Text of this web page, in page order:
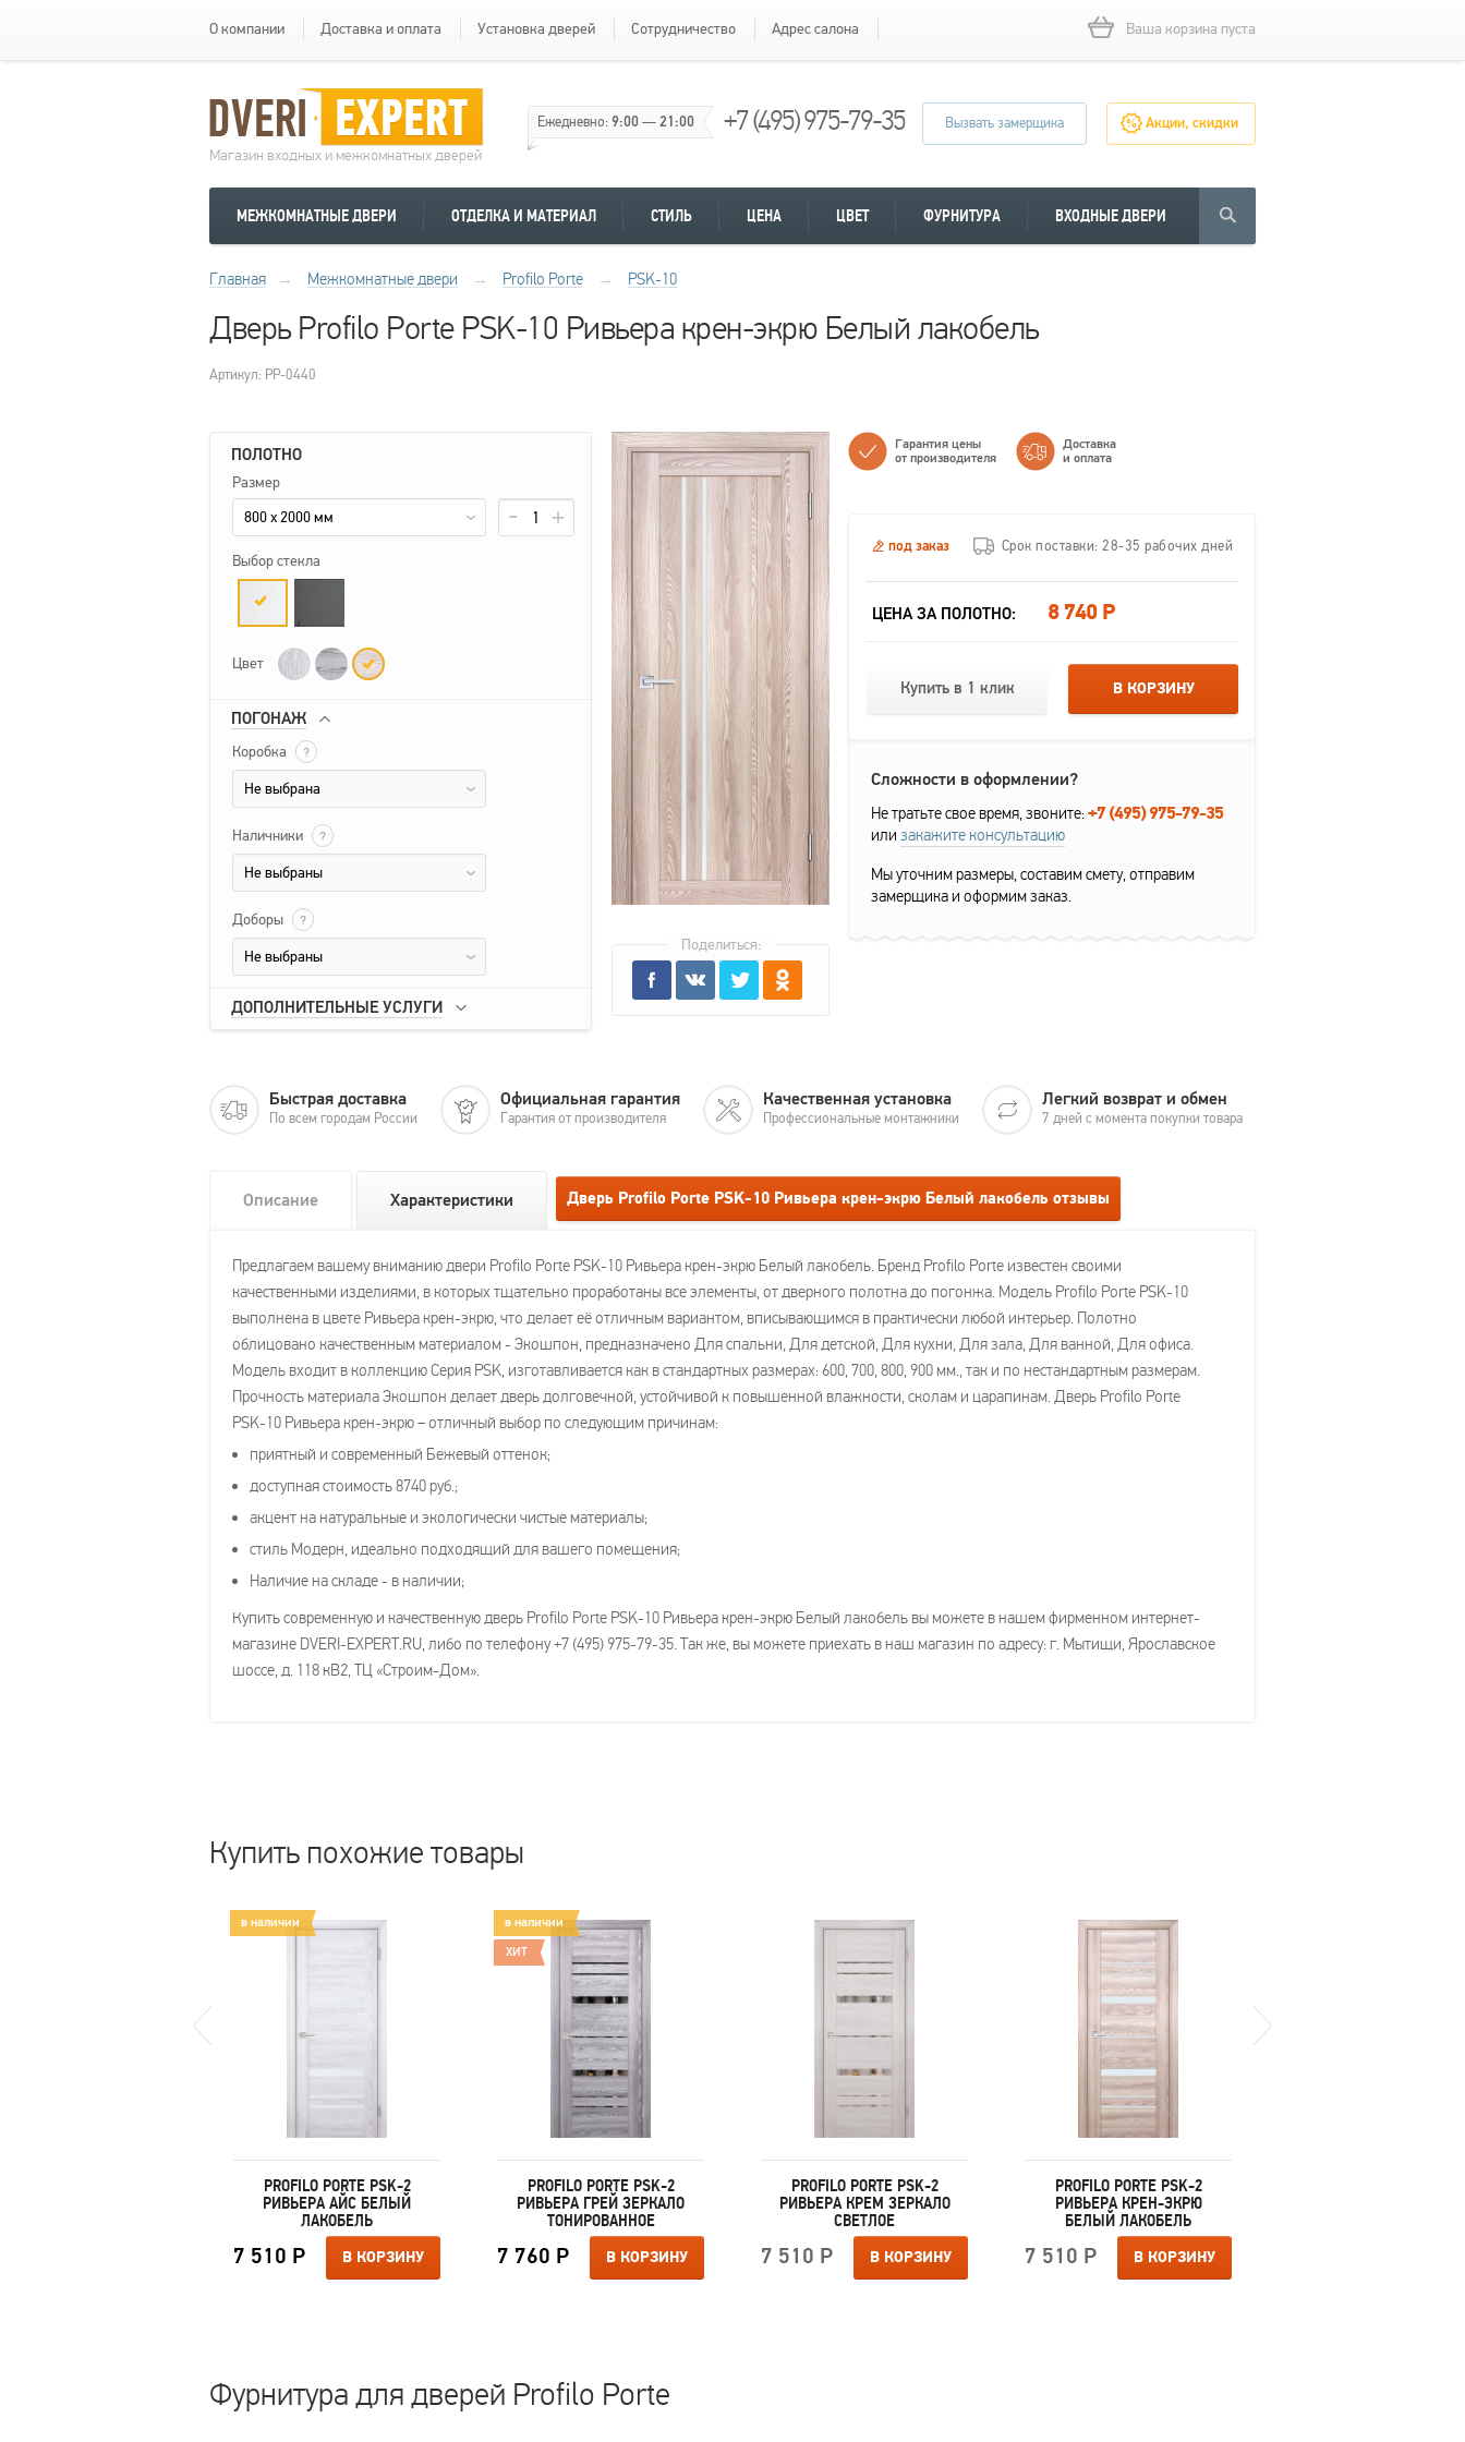
О компании Доставка и оплата Установка дверей Сотрудничество Адрес салона Ваша корзина пуста
Магазин входных и межкомнатных дверей
Ежедневно:9:00—21:00 +7 (495) 975-79-35 Вызвать замерщика Акции, скидки
МЕЖКОМНАТНЫЕ ДВЕРИ ОТДЕЛКА И МАТЕРИАЛ СТИЛЬ ЦЕНА ЦВЕТ ФУРНИТУРА ВХОДНЫЕ ДВЕРИ
Главная → Межкомнатные двери → Profilo Porte → PSK-10
Дверь Profilo Porte PSK-10 Ривьера крен-экрю Белый лакобель
Артикул: PP-0440
ПОЛОТНО
Размер
800 x 2000 мм
Выбор стекла
Цвет
ПОГОНАЖ
Коробка ?
Не выбрана
Наличники ?
Не выбраны
Доборы ?
Не выбраны
ДОПОЛНИТЕЛЬНЫЕ УСЛУГИ
Поделиться:
Гарантия цены
от производителя
Доставка
и оплата
под заказ Срок поставки: 28-35 рабочих дней
ЦЕНА ЗА ПОЛОТНО: 8 740 Р
Купить в 1 клик В КОРЗИНУ
Сложности в оформлении?
Не тратьте свое время, звоните:+7 (495) 975-79-35
или закажите консультацию
Мы уточним размеры, составим смету, отправим
замерщика и оформим заказ.
Быстрая доставка
По всем городам России
Официальная гарантия
Гарантия от производителя
Качественная установка
Профессиональные монтажники
Легкий возврат и обмен
7 дней с момента покупки товара
Описание Характеристики Дверь Profilo Porte PSK-10 Ривьера крен-экрю Белый лакобель отзывы
Предлагаем вашему вниманию двери Profilo Porte PSK-10 Ривьера крен-экрю Белый лакобель. Бренд Profilo Porte известен своими
качественными изделиями, в которых тщательно проработаны все элементы, от дверного полотна до погонжа. Модель Profilo Porte PSK-10
выполнена в цвете Ривьера крен-экрю, что делает её отличным вариантом, вписывающимся в практически любой интерьер. Полотно
облицовано качественным материалом - Экошпон, предназначено Для спальни, Для детской, Для кухни, Для зала, Для ванной, Для офиса.
Модель входит в коллекцию Серия PSK, изготавливается как в стандартных размерах: 600, 700, 800, 900 мм., так и по нестандартным размерам.
Прочность материала Экошпон делает дверь долговечной, устойчивой к повышенной влажности, сколам и царапинам. Дверь Profilo Porte
PSK-10 Ривьера крен-экрю – отличный выбор по следующим причинам:
приятный и современный Бежевый оттенок;
доступная стоимость 8740 руб.;
акцент на натуральные и экологически чистые материалы;
стиль Модерн, идеально подходящий для вашего помещения;
Наличие на складе - в наличии;
Купить современную и качественную дверь Profilo Porte PSK-10 Ривьера крен-экрю Белый лакобель вы можете в нашем фирменном интернет-
магазине DVERI-EXPERT.RU, либо по телефону +7 (495) 975-79-35. Так же, вы можете приехать в наш магазин по адресу: г. Мытищи, Ярославское
шоссе, д. 118 кВ2, ТЦ «Строим-Дом».
Купить похожие товары
в наличии
PROFILO PORTE PSK-2
РИВЬЕРА АЙС БЕЛЫЙ
ЛАКОБЕЛЬ
7 510 Р В КОРЗИНУ
в наличии
ХИТ
PROFILO PORTE PSK-2
РИВЬЕРА ГРЕЙ ЗЕРКАЛО
ТОНИРОВАННОЕ
7 760 Р В КОРЗИНУ
PROFILO PORTE PSK-2
РИВЬЕРА КРЕМ ЗЕРКАЛО
СВЕТЛОЕ
7 510 Р В КОРЗИНУ
PROFILO PORTE PSK-2
РИВЬЕРА КРЕН-ЭКРЮ
БЕЛЫЙ ЛАКОБЕЛЬ
7 510 Р В КОРЗИНУ
Фурнитура для дверей Profilo Porte